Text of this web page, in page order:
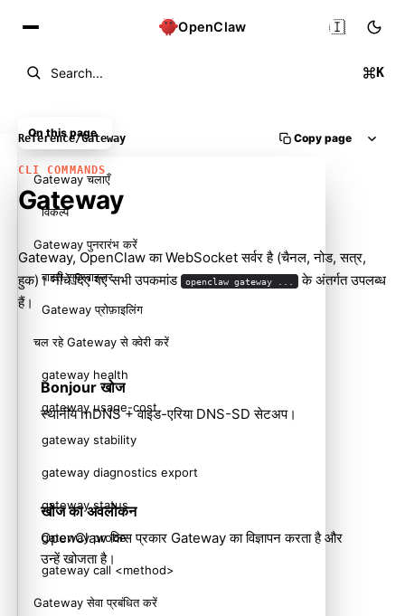
OpenClaw
Search... K
🇮🇳
Reference/Gateway Copy page
CLI COMMANDS
Gateway
Gateway, OpenClaw का WebSocket सर्वर है (चैनल, नोड, सत्र,
हुक)। नीचे दिए गए सभी उपकमांड
openclaw gateway ...
के अंतर्गत उपलब्ध
हैं।
Bonjour खोज
स्थानीय mDNS + वाइड-एरिया DNS-SD सेटअप।
खोज का अवलोकन
OpenClaw किस प्रकार Gateway का विज्ञापन करता है और
उन्हें खोजता है।
On this page
Gateway चलाएँ
विकल्प
Gateway पुनरारंभ करें
बाहरी सुपरवाइज़र
Gateway प्रोफ़ाइलिंग
चल रहे Gateway से क्वेरी करें
gateway health
gateway usage-cost
gateway stability
gateway diagnostics export
gateway status
gateway probe
gateway call <method>
Gateway सेवा प्रबंधित करें